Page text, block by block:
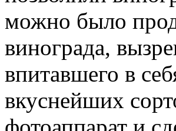
можно было
винограда,
впитавшего в
вкуснейших